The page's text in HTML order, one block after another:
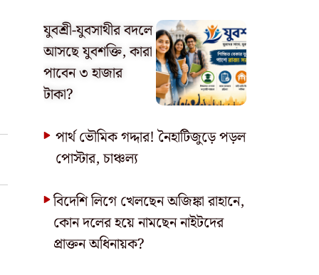
যুবশ্রী-যুবসাথীর বদলে
আসছে যুবশক্তি, কারা
পাবেন ৩ হাজার
টাকা?
পার্থ ভৌমিক গদ্দার! নৈহাটিজুড়ে পড়ল
পোস্টার, চাঞ্চল্য
বিদেশি লিগে খেলছেন অজিঙ্কা রাহানে,
কোন দলের হয়ে নামছেন নাইটদের
প্রাক্তন অধিনায়ক?